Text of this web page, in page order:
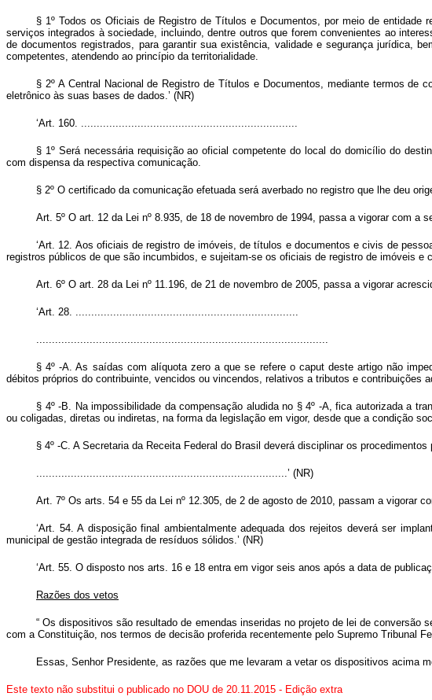
§ 1º Todos os Oficiais de Registro de Títulos e Documentos, por meio de entidade
serviços integrados à sociedade, incluindo, dentre outros que forem convenientes ao
de documentos registrados, para garantir sua existência, validade e segurança jurídica,
competentes, atendendo ao princípio da territorialidade.
§ 2º A Central Nacional de Registro de Títulos e Documentos, mediante termos de
eletrônico às suas bases de dados.’ (NR)
‘Art. 160. .....................................................................
§ 1º Será necessária requisição ao oficial competente do local do domicílio do
com dispensa da respectiva comunicação.
§ 2º O certificado da comunicação efetuada será averbado no registro que lhe deu
Art. 5º O art. 12 da Lei nº 8.935, de 18 de novembro de 1994, passa a vigorar com a
‘Art. 12. Aos oficiais de registro de imóveis, de títulos e documentos e civis de
registros públicos de que são incumbidos, e sujeitam-se os oficiais de registro de imóveis
Art. 6º O art. 28 da Lei nº 11.196, de 21 de novembro de 2005, passa a vigorar
‘Art. 28. .......................................................................
.............................................................................................
§ 4º -A. As saídas com alíquota zero a que se refere o caput deste artigo não
débitos próprios do contribuinte, vencidos ou vincendos, relativos a tributos e contribuições
§ 4º -B. Na impossibilidade da compensação aludida no § 4º -A, fica autorizada a
ou coligadas, diretas ou indiretas, na forma da legislação em vigor, desde que a condição
§ 4º -C. A Secretaria da Receita Federal do Brasil deverá disciplinar os
................................................................................’ (NR)
Art. 7º Os arts. 54 e 55 da Lei nº 12.305, de 2 de agosto de 2010, passam a vigorar
‘Art. 54. A disposição final ambientalmente adequada dos rejeitos deverá ser
municipal de gestão integrada de resíduos sólidos.’ (NR)
‘Art. 55. O disposto nos arts. 16 e 18 entra em vigor seis anos após a data de
Razões dos vetos
“Os dispositivos são resultado de emendas inseridas no projeto de lei de
com a Constituição, nos termos de decisão proferida recentemente pelo Supremo Tribunal
Essas, Senhor Presidente, as razões que me levaram a vetar os dispositivos acima
Este texto não substitui o publicado no DOU de 20.11.2015 - Edição extra